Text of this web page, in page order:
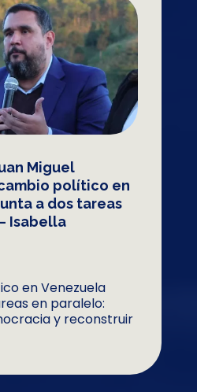
Miguel
político en
a dos tareas
Isabella
en Venezuela
en paralelo:
y reconstruir